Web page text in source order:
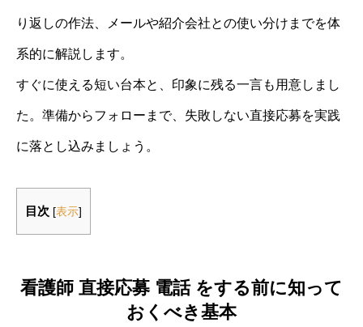
り返しの作法、メールや紹介会社との使い分けまでを体
系的に解説します。
すぐに使える短い台本と、印象に残る一言も用意しまし
た。準備からフォローまで、失敗しない直接応募を実践
に落とし込みましょう。
目次 [表示]
看護師 直接応募 電話 をする前に知って
おくべき基本